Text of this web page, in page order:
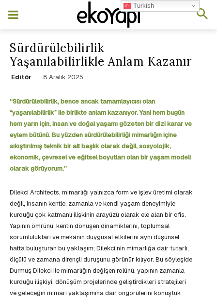
Sürdürülebilirlik
Yaşanılabilirlikle Anlam Kazanır
Editör 8 Aralık 2025
‘‘Sürdürülebilirlik, bence ancak tamamlayıcısı olan
“yaşanılabilirlik” ile birlikte anlam kazanıyor. Yani hem bugün
hem yarın için, insan ve doğal yaşamı gözeten bir dizi karar ve
eylem bütünü. Bu yüzden sürdürülebilirliği mimarlığın içine
sıkıştırılmış teknik bir alt başlık olarak değil, sosyolojik,
ekonomik, çevresel ve eğitsel boyutları olan bir yaşam modeli
olarak görüyorum.’’
Dilekci Architects, mimarlığı yalnızca form ve işlev üretimi olarak
değil, insanın kentle, zamanla ve kendi yaşam deneyimiyle
kurduğu çok katmanlı ilişkinin arayüzü olarak ele alan bir ofis.
Yapının ömrünü, kentin dönüşen dinamiklerini, toplumsal
sorumlulukları ve mekânın duygusal etkilerini aynı düşünsel
hatta buluşturan bu yaklaşım; Dilekci’nin mimarlığa dair tutarlı,
ölçülü ve zamana dirençli duruşunu görünür kılıyor. Bu söyleşide
Durmuş Dilekci ile mimarlığın değişen rolünü, yapının zamanla
kurduğu ilişkiyi, dönüşüm projelerinde geliştirdikleri stratejileri
ve geleceğin mimari yaklaşımına dair öngörülerini konuştuk.
Turkish